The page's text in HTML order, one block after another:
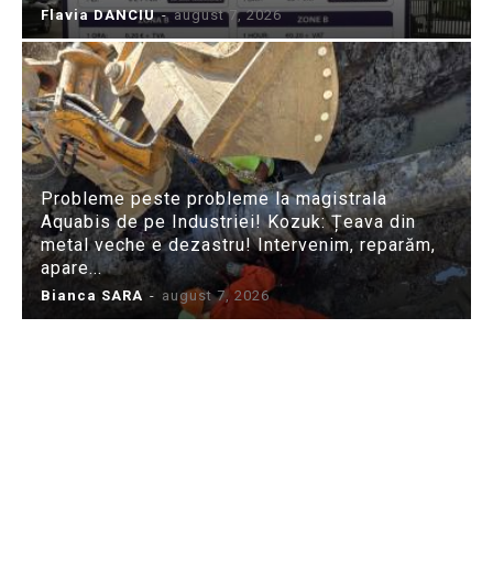
Flavia DANCIU - august 7, 2026
Probleme peste probleme la magistrala
Aquabis de pe Industriei! Kozuk: Țeava din
metal veche e dezastru! Intervenim, reparăm,
apare...
Bianca SARA - august 7, 2026